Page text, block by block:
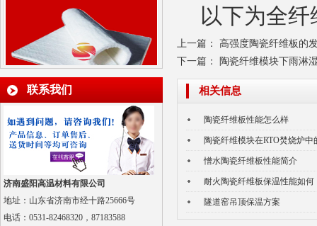
气凝胶毡
联系我们
济南盛阳高温材料有限公司
地址：山东省济南市经十路25666号
电话：0531-82468320，87183588
以下为全
上一篇： 高强度陶瓷纤维板的
下一篇：
陶瓷纤维模块下雨淋
相关信息
陶瓷纤维板性能怎么样
陶瓷纤维模块在RTO焚烧炉中
憎水陶瓷纤维板性能简介
耐火陶瓷纤维板保温性能如何
隧道窑吊顶保温方案